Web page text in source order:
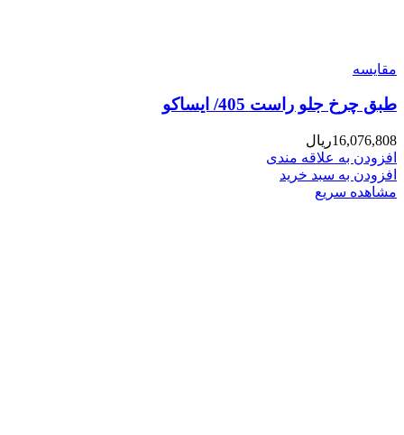
مقایسه
طبق چرخ جلو راست 405/ ایساکو
16,076,808ریال
افزودن به علاقه مندی
افزودن به سبد خرید
مشاهده سریع